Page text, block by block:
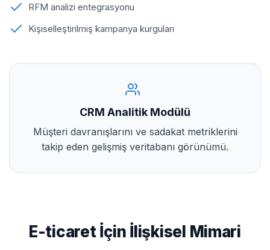
RFM analizi entegrasyonu
Kişiselleştirilmiş kampanya kurguları
CRM Analitik Modülü
Müşteri davranışlarını ve sadakat metriklerini
takip eden gelişmiş veritabanı görünümü.
E-ticaret İçin İlişkisel Mimari